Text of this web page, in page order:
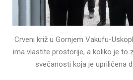
Crveni križ u Gornjem Vakufu-
ima vlastite prostorije, a koliko je to
svečanosti koja je upriličena